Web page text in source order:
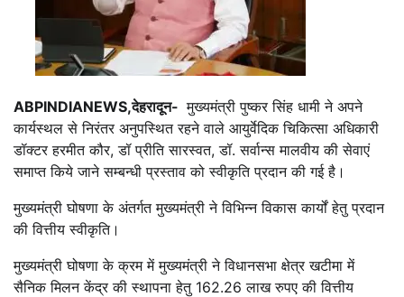
ABPINDIANEWS,देहरादून- मुख्यमंत्री पुष्कर सिंह धामी ने अपने
कार्यस्थल से निरंतर अनुपस्थित रहने वाले आयुर्वेदिक चिकित्सा अधिकारी
डॉक्टर हरमीत कौर, डॉ प्रीति सारस्वत, डॉ. सर्वान्स मालवीय की सेवाएं
समाप्त किये जाने सम्बन्धी प्रस्ताव को स्वीकृति प्रदान की गई है।
मुख्यमंत्री घोषणा के अंतर्गत मुख्यमंत्री ने विभिन्न विकास कार्यों हेतु प्रदान
की वित्तीय स्वीकृति।
मुख्यमंत्री घोषणा के क्रम में मुख्यमंत्री ने विधानसभा क्षेत्र खटीमा में
सैनिक मिलन केंद्र की स्थापना हेतु 162.26 लाख रुपए की वित्तीय